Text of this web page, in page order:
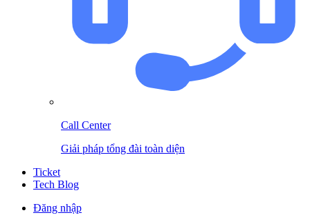
Call Center
Giải pháp tổng đài toàn diện
Ticket
Tech Blog
Đăng nhập